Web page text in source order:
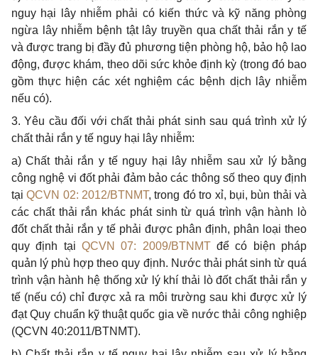
nguy hại lây nhiễm phải có kiến thức và kỹ năng phòng
ngừa lây nhiễm bệnh tật lây truyền qua chất thải rắn y tế
và được trang bị đầy đủ phương tiện phòng hộ, bảo hộ lao
động, được khám, theo dõi sức khỏe định kỳ (trong đó bao
gồm thực hiện các xét nghiệm các bệnh dịch lây nhiễm
nếu có).
3. Yêu cầu đối với chất thải phát sinh sau quá trình xử lý
chất thải rắn y tế nguy hại lây nhiễm:
a) Chất thải rắn y tế nguy hại lây nhiễm sau xử lý bằng
công nghệ vi đốt phải đảm bảo các thông số theo quy định
tạiQCVN 02: 2012/BTNMT, trong đó tro xỉ, bụi, bùn thải và
các chất thải rắn khác phát sinh từ quá trình vận hành lò
đốt chất thải rắn y tế phải được phân định, phân loại theo
quy định tại QCVN 07: 2009/BTNMTđể có biện pháp
quản lý phù hợp theo quy định. Nước thải phát sinh từ quá
trình vận hành hệ thống xử lý khí thải lò đốt chất thải rắn y
tế (nếu có) chỉ được xả ra môi trường sau khi được xử lý
đạt Quy chuẩn kỹ thuật quốc gia về nước thải công nghiệp
(QCVN 40:2011/BTNMT).